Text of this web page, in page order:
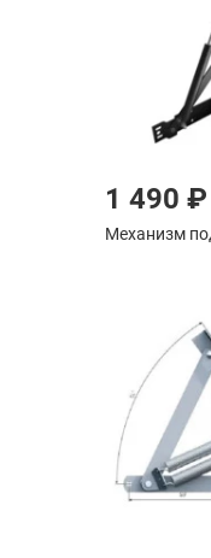
1 490 ₽
Механизм